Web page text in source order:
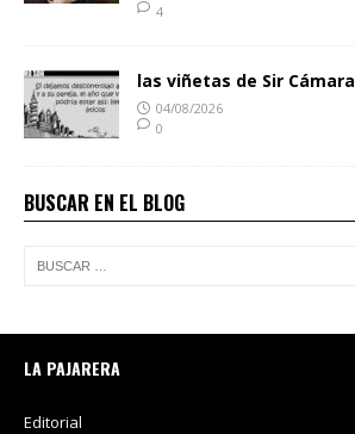
4
las viñetas de Sir Cámara
04/08/2026
0
BUSCAR EN EL BLOG
LA PAJARERA
Editorial